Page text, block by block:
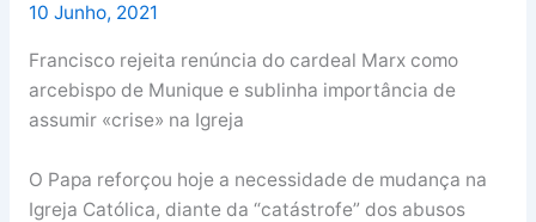
10 Junho, 2021
Francisco rejeita renúncia do cardeal Marx como
arcebispo de Munique e sublinha importância de
assumir «crise» na Igreja
O Papa reforçou hoje a necessidade de mudança na
Igreja Católica, diante da “catástrofe” dos abusos